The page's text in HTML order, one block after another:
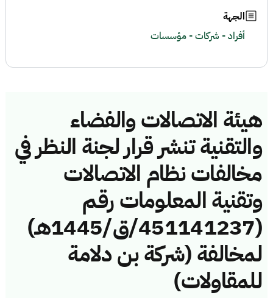
هيئة الاتصالات والفضاء
والتقنية تنشر قرار لجنة النظر في
مخالفات نظام الاتصالات
وتقنية المعلومات رقم
(451141237/ق/1445هـ)
لمخالفة (شركة بن دلامة
للمقاولات)
الجهة
أفراد - شركات - مؤسسات